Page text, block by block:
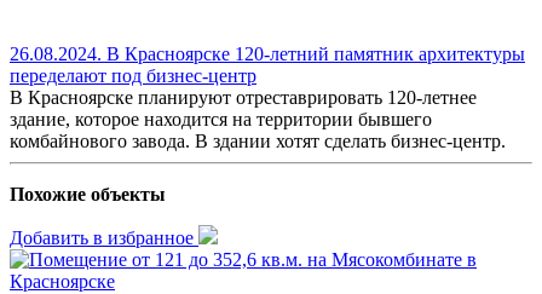
26.08.2024. В Красноярске 120-летний памятник архитектуры
переделают под бизнес-центр
В Красноярске планируют отреставрировать 120-летнее
здание, которое находится на территории бывшего
комбайнового завода. В здании хотят сделать бизнес-центр.
Похожие объекты
Добавить в избранное